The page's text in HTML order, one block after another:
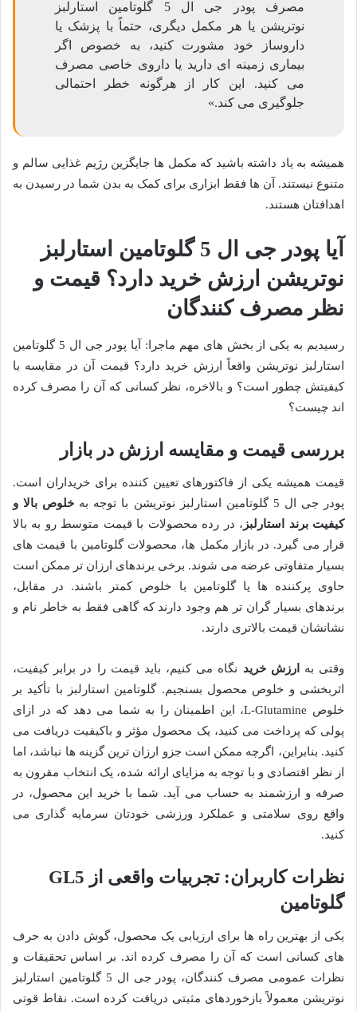
مصرف پودر جی ال 5 گلوتامین استارلبز
نوتریشن یا هر مکمل دیگری، حتماً با پزشک یا
داروساز خود مشورت کنید، به خصوص اگر
بیماری زمینه ای دارید یا داروی خاصی مصرف
می کنید. این کار از هرگونه خطر احتمالی
جلوگیری می کند.»
همیشه به یاد داشته باشید که مکمل ها جایگزین رژیم غذایی سالم و
متنوع نیستند. آن ها فقط ابزاری برای کمک به بدن شما در رسیدن به
اهدافتان هستند.
آیا پودر جی ال 5 گلوتامین استارلبز
نوتریشن ارزش خرید دارد؟ قیمت و
نظر مصرف کنندگان
رسیدیم به یکی از بخش های مهم ماجرا: آیا پودر جی ال 5 گلوتامین
استارلبز نوتریشن واقعاً ارزش خرید دارد؟ قیمت آن در مقایسه با
کیفیتش چطور است؟ و بالاخره، نظر کسانی که آن را مصرف کرده
اند چیست؟
بررسی قیمت و مقایسه ارزش در بازار
قیمت همیشه یکی از فاکتورهای تعیین کننده برای خریداران است.
پودر جی ال 5 گلوتامین استارلبز نوتریشن با توجه به
خلوص بالا و
کیفیت برند استارلبز ، در رده محصولات با قیمت متوسط رو به بالا
قرار می گیرد. در بازار مکمل ها، محصولات گلوتامین با قیمت های
بسیار متفاوتی عرضه می شوند. برخی برندهای ارزان تر ممکن است
حاوی پرکننده ها یا گلوتامین با خلوص کمتر باشند. در مقابل،
برندهای بسیار گران تر هم وجود دارند که گاهی فقط به خاطر نام و
نشانشان قیمت بالاتری دارند.
وقتی به ارزش خرید نگاه می کنیم، باید قیمت را در برابر کیفیت،
اثربخشی و خلوص محصول بسنجیم. گلوتامین استارلبز با تأکید بر
خلوص L-Glutamine، این اطمینان را به شما می دهد که در ازای
پولی که پرداخت می کنید، یک محصول مؤثر و باکیفیت دریافت می
کنید. بنابراین، اگرچه ممکن است جزو ارزان ترین گزینه ها نباشد، اما
از نظر اقتصادی و با توجه به مزایای ارائه شده، یک انتخاب مقرون به
صرفه و ارزشمند به حساب می آید. شما با خرید این محصول، در
واقع روی سلامتی و عملکرد ورزشی خودتان سرمایه گذاری می
کنید.
نظرات کاربران: تجربیات واقعی از GL5
گلوتامین
یکی از بهترین راه ها برای ارزیابی یک محصول، گوش دادن به حرف
های کسانی است که آن را مصرف کرده اند. بر اساس تحقیقات و
نظرات عمومی مصرف کنندگان، پودر جی ال 5 گلوتامین استارلبز
نوتریشن معمولاً بازخوردهای مثبتی دریافت کرده است. نقاط قوتی